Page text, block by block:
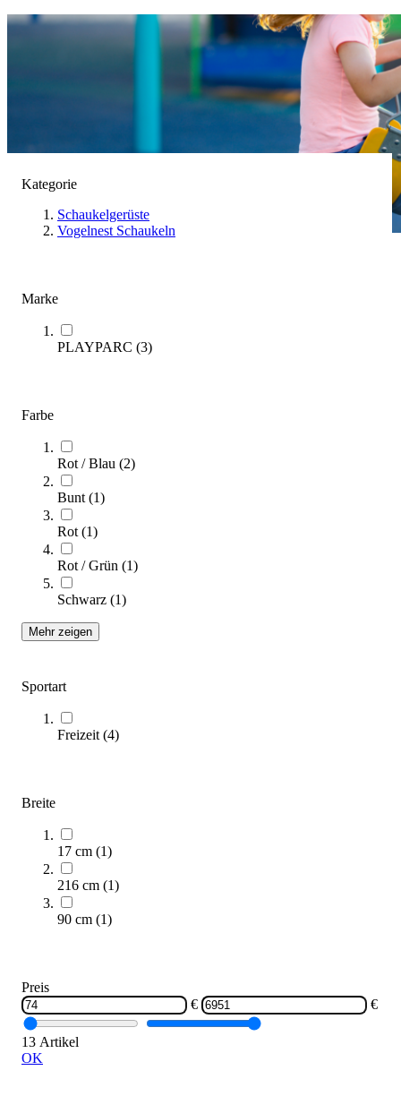
Kategorie
Schaukelgerüste
Vogelnest Schaukeln
Marke
PLAYPARC (3)
Farbe
Rot / Blau (2)
Bunt (1)
Rot (1)
Rot / Grün (1)
Schwarz (1)
Mehr zeigen
Sportart
Freizeit (4)
Breite
17 cm (1)
216 cm (1)
90 cm (1)
Preis
€
€
13 Artikel
OK
13Artikel)
In unserem Kaufratgeber erfahren Sie, worauf Sie beim Kauf
Kategorien & Filter
Sortieren nach
3.420,00 €
Zum Produkt
Längere Lieferzeit
PLAYPARC® Sessel-Schaukel
Zum Produkt
Längere Lieferzeit